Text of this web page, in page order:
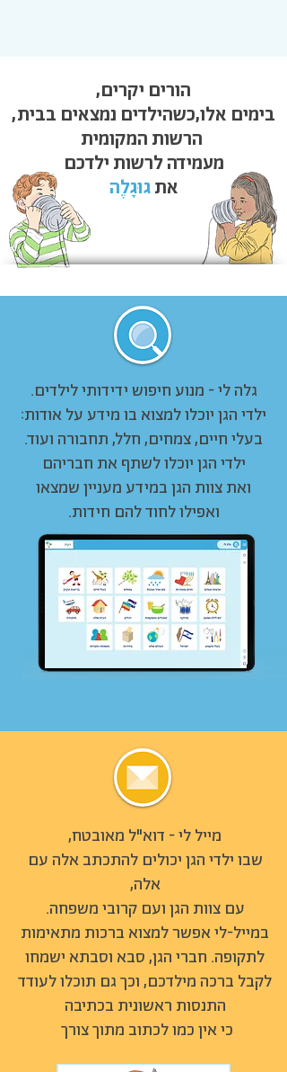
הורים יקרים,
בימים אלו,כשהילדים נמצאים בבית,
הרשות המקומית
מעמידה לרשות ילדכם
אתגוּגָלֶה
גלה לי - מנוע חיפוש ידידותי לילדים.
ילדי הגן יוכלו למצוא בו מידע על אודות:
בעלי חיים, צמחים, חלל, תחבורה ועוד.
ילדי הגן יוכלו לשתף את חבריהם
ואת צוות הגן במידע מעניין שמצאו
ואפילו לחוד להם חידות.
מייל לי - דוא"ל מאובטח,
שבו ילדי הגן יכולים להתכתב אלה עם
אלה,
עם צוות הגן ועם קרובי משפחה.
במייל-לי אפשר למצוא ברכות מתאימות
לתקופה. חברי הגן, סבא וסבתא ישמחו
לקבל ברכה מילדכם, וכך גם תוכלו לעודד
התנסות ראשונית בכתיבה
כי אין כמו לכתוב מתוך צורך